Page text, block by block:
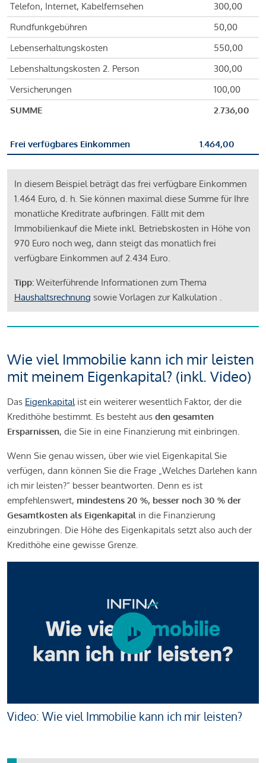
Telefon, Internet, Kabelfernsehen
300,00
Rundfunkgebühren
50,00
Lebenserhaltungskosten
550,00
Lebenshaltungskosten 2. Person
300,00
Versicherungen
100,00
SUMME
2.736,00
Frei verfügbares Einkommen 1.464,00
In diesem Beispiel beträgt das frei verfügbare Einkommen
1.464 Euro, d. h. Sie können maximal diese Summe für Ihre
monatliche Kreditrate aufbringen. Fällt mit dem
Immobilienkauf die Miete inkl. Betriebskosten in Höhe von
970 Euro noch weg, dann steigt das monatlich frei
verfügbare Einkommen auf 2.434 Euro.
Tipp: Weiterführende Informationen zum Thema
Haushaltsrechnung sowie Vorlagen zur Kalkulation .
Wie viel Immobilie kann ich mir leisten
mit meinem Eigenkapital? (inkl. Video)
Das Eigenkapitalist ein weiterer wesentlich Faktor, der die
Kredithöhe bestimmt. Es besteht aus den gesamten
Ersparnissen, die Sie in eine Finanzierung mit einbringen.
Wenn Sie genau wissen, über wie viel Eigenkapital Sie
verfügen, dann können Sie die Frage „Welches Darlehen kann
ich mir leisten?“ besser beantworten. Denn es ist
empfehlenswert, mindestens 20 %, besser noch 30 % der
Gesamtkosten als Eigenkapital in die Finanzierung
einzubringen. Die Höhe des Eigenkapitals setzt also auch der
Kredithöhe eine gewisse Grenze.
Video: Wie viel Immobilie kann ich mir leisten?